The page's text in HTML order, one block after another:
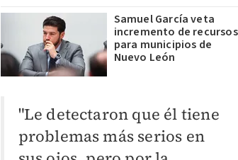
Samuel García veta
incremento de recursos
para municipios de
Nuevo León
"Le detectaron que él tiene
problemas más serios en